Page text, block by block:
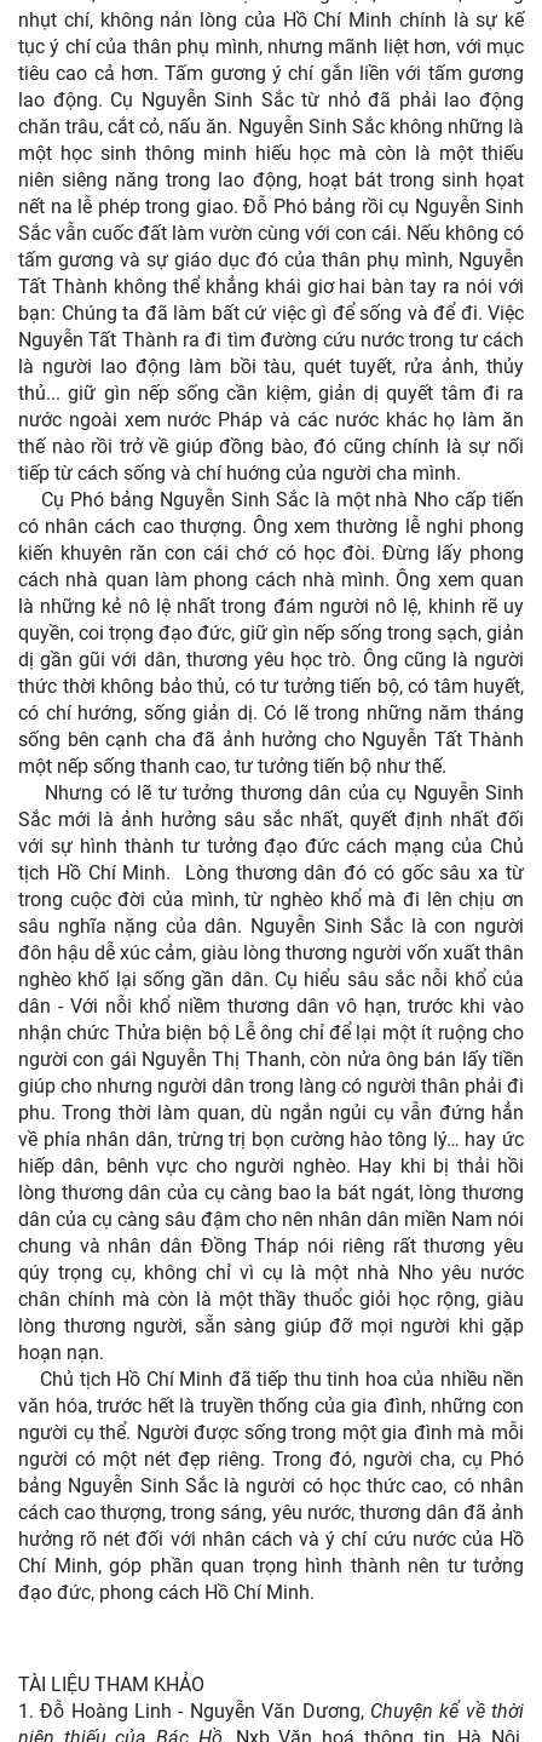
nhụt chí, không nản lòng của Hồ Chí Minh chính là sự kế
tục ý chí của thân phụ mình, nhưng mãnh liệt hơn, với mục
tiêu cao cả hơn. Tấm gương ý chí gắn liền với tấm gương
lao động. Cụ Nguyễn Sinh Sắc từ nhỏ đã phải lao động
chăn trâu, cắt cỏ, nấu ăn. Nguyễn Sinh Sắc không những là
một học sinh thông minh hiếu học mà còn là một thiếu
niên siêng năng trong lao động, hoạt bát trong sinh họat
nết na lễ phép trong giao. Đỗ Phó bảng rồi cụ Nguyễn Sinh
Sắc vẫn cuốc đất làm vườn cùng với con cái. Nếu không có
tấm gương và sự giáo dục đó của thân phụ mình, Nguyễn
Tất Thành không thể khẳng khái giơ hai bàn tay ra nói với
bạn: Chúng ta đã làm bất cứ việc gì để sống và để đi. Việc
Nguyễn Tất Thành ra đi tìm đường cứu nước trong tư cách
là người lao động làm bồi tàu, quét tuyết, rửa ảnh, thủy
thủ... giữ gìn nếp sống cần kiệm, giản dị quyết tâm đi ra
nước ngoài xem nước Pháp và các nước khác họ làm ăn
thế nào rồi trở về giúp đồng bào, đó cũng chính là sự nối
tiếp từ cách sống và chí huớng của người cha mình.
Cụ Phó bảng Nguyễn Sinh Sắc là một nhà Nho cấp tiến
có nhân cách cao thượng. Ông xem thường lễ nghi phong
kiến khuyên răn con cái chớ có học đòi. Đừng lấy phong
cách nhà quan làm phong cách nhà mình. Ông xem quan
là những kẻ nô lệ nhất trong đám người nô lệ, khinh rẽ uy
quyền, coi trọng đạo đức, giữ gìn nếp sống trong sạch, giản
dị gần gũi với dân, thương yêu học trò. Ông cũng là người
thức thời không bảo thủ, có tư tưởng tiến bộ, có tâm huyết,
có chí hướng, sống giản dị. Có lẽ trong những năm tháng
sống bên cạnh cha đã ảnh hưởng cho Nguyễn Tất Thành
một nếp sống thanh cao, tư tưởng tiến bộ như thế.
Nhưng có lẽ tư tưởng thương dân của cụ Nguyễn Sinh
Sắc mới là ảnh hưởng sâu sắc nhất, quyết định nhất đối
với sự hình thành tư tưởng đạo đức cách mạng của Chủ
tịch Hồ Chí Minh. Lòng thương dân đó có gốc sâu xa từ
trong cuộc đời của mình, từ nghèo khổ mà đi lên chịu ơn
sâu nghĩa nặng của dân. Nguyễn Sinh Sắc là con người
đôn hậu dễ xúc cảm, giàu lòng thương người vốn xuất thân
nghèo khố lại sống gần dân. Cụ hiểu sâu sắc nỗi khổ của
dân - Với nỗi khổ niềm thương dân vô hạn, trước khi vào
nhận chức Thửa biện bộ Lễ ông chỉ để lại một ít ruộng cho
người con gái Nguyễn Thị Thanh, còn nửa ông bán lấy tiền
giúp cho nhưng người dân trong làng có người thân phải đi
phu. Trong thời làm quan, dù ngắn ngủi cụ vẫn đứng hẳn
về phía nhân dân, trừng trị bọn cường hào tông lý… hay ức
hiếp dân, bênh vực cho người nghèo. Hay khi bị thải hồi
lòng thương dân của cụ càng bao la bát ngát, lòng thương
dân của cụ càng sâu đậm cho nên nhân dân miền Nam nói
chung và nhân dân Đồng Tháp nói riêng rất thương yêu
qúy trọng cụ, không chỉ vì cụ là một nhà Nho yêu nước
chân chính mà còn là một thầy thuổc giỏi học rộng, giàu
lòng thương người, sẵn sàng giúp đỡ mọi người khi gặp
hoạn nạn.
Chủ tịch Hồ Chí Minh đã tiếp thu tinh hoa của nhiều nền
văn hóa, trước hết là truyền thống của gia đình, những con
người cụ thể. Người được sống trong một gia đình mà mỗi
người có một nét đẹp riêng. Trong đó, người cha, cụ Phó
bảng Nguyễn Sinh Sắc là người có học thức cao, có nhân
cách cao thượng, trong sáng, yêu nước, thương dân đã ảnh
hưởng rõ nét đối với nhân cách và ý chí cứu nước của Hồ
Chí Minh, góp phần quan trọng hình thành nên tư tưởng
đạo đức, phong cách Hồ Chí Minh.
TÀI LIỆU THAM KHẢO
1. Đỗ Hoàng Linh - Nguyễn Văn Dương, Chuyện kể về thời